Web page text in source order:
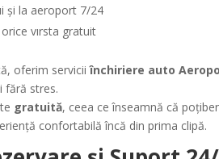
şi la aeroport 7/24
vırsta gratuit
oferim serviciiînchiriere auto
fără stres.
gratuită, ceea ce înseamnă că
confortabilă încă din prima clipă.